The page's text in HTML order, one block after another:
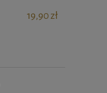
19,90 zł